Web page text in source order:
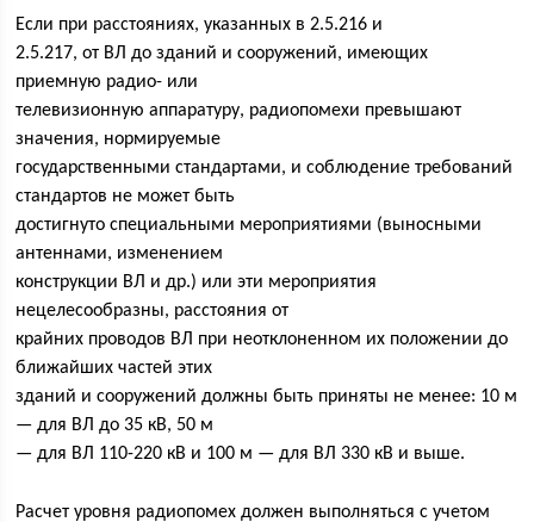
Если при расстояниях, указанных в 2.5.216 и
2.5.217, от ВЛ до зданий и сооружений, имеющих
приемную радио- или
телевизионную аппаратуру, радиопомехи превышают
значения, нормируемые
государственными стандартами, и соблюдение требований
стандартов не может быть
достигнуто специальными мероприятиями (выносными
антеннами, изменением
конструкции ВЛ и др.) или эти мероприятия
нецелесообразны, расстояния от
крайних проводов ВЛ при неотклоненном их положении до
ближайших частей этих
зданий и сооружений должны быть приняты не менее: 10 м
— для ВЛ до 35 кВ, 50 м
— для ВЛ 110-220 кВ и 100 м — для ВЛ 330 кВ и выше.
Расчет уровня радиопомех должен выполняться с учетом